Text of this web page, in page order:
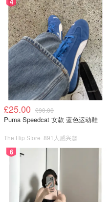
£25.00 £90.00
Puma Speedcat 女款 蓝色运动鞋
The Hip Store 891人感兴趣
6